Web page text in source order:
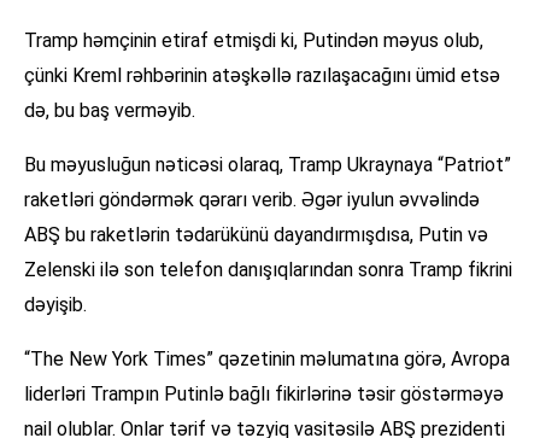
Tramp həmçinin etiraf etmişdi ki, Putindən məyus olub,
çünki Kreml rəhbərinin atəşkəllə razılaşacağını ümid etsə
də, bu baş verməyib.
Bu məyusluğun nəticəsi olaraq, Tramp Ukraynaya “Patriot”
raketləri göndərmək qərarı verib. Əgər iyulun əvvəlində
ABŞ bu raketlərin tədarükünü dayandırmışdısa, Putin və
Zelenski ilə son telefon danışıqlarından sonra Tramp fikrini
dəyişib.
“The New York Times” qəzetinin məlumatına görə, Avropa
liderləri Trampın Putinlə bağlı fikirlərinə təsir göstərməyə
nail olublar. Onlar tərif və təzyiq vasitəsilə ABŞ prezidenti